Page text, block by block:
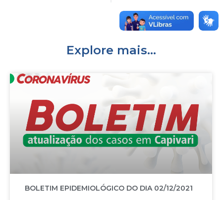
Explore mais...
BOLETIM EPIDEMIOLÓGICO DO DIA 02/12/2021